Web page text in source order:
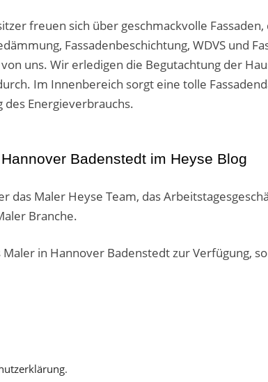
freuen sich über geschmackvolle
Fassadenbeschichtung, WDVS und
uns. Wir erledigen die Begutachtung der
Im Innenbereich sorgt eine tolle
Energieverbrauchs.
Badenstedt im Heyse Blog
das Maler Heyse Team, das
Branche.
in Hannover Badenstedt zur Verfügung,
.